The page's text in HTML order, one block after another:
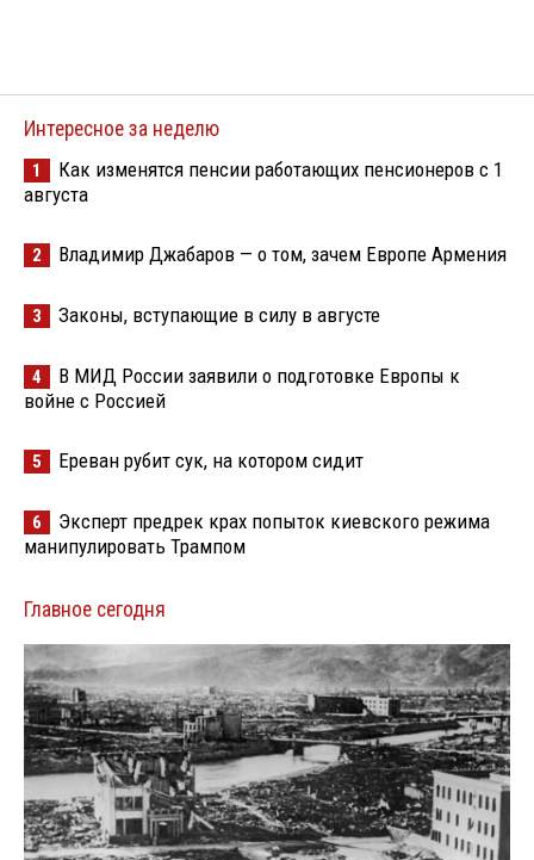
Интересное за неделю
1
Как изменятся пенсии работающих пенсионеров с 1
августа
2 Владимир Джабаров — о том, зачем Европе Армения
3 Законы, вступающие в силу в августе
4
В МИД России заявили о подготовке Европы к
войне с Россией
5 Ереван рубит сук, на котором сидит
6
Эксперт предрек крах попыток киевского режима
манипулировать Трампом
Главное сегодня